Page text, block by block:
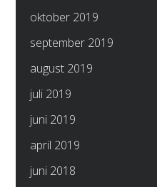
oktober 2019
september 2019
august 2019
juli 2019
juni 2019
april 2019
juni 2018